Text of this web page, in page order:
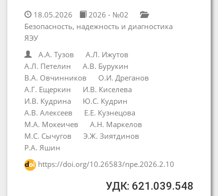
18.05.2026
2026 - №02
Безопасность, надежность и диагностика
ЯЭУ
А.А. Тузов
А.Л. Ижутов
А.Л. Петелин
А.В. Бурукин
В.А. Овчинников
О.И. Дреганов
А.Г. Ещеркин
И.В. Киселева
И.В. Кудрина
Ю.С. Кудрин
А.В. Алексеев
Е.Е. Кузнецова
М.А. Мокеичев
А.Н. Маркелов
М.С. Сычугов
Э.Ж. Зиятдинов
Р.А. Яшин
https://doi.org/10.26583/npe.2026.2.10
УДК: 621.039.548